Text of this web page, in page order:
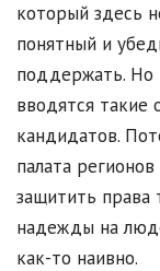
который здесь
понятный и
поддержать. Но
вводятся такие
кандидатов.
палата
защитить права
надежды на
как-то наивно.